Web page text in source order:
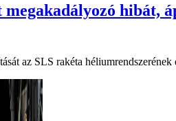
hibát,
az SLS rakéta